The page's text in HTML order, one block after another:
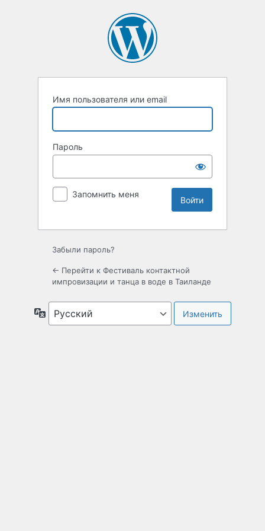
Имя пользователя или email
Пароль
Запомнить меня
Забыли пароль?
← Перейти к Фестиваль контактной
импровизации и танца в воде в Таиланде
Язык